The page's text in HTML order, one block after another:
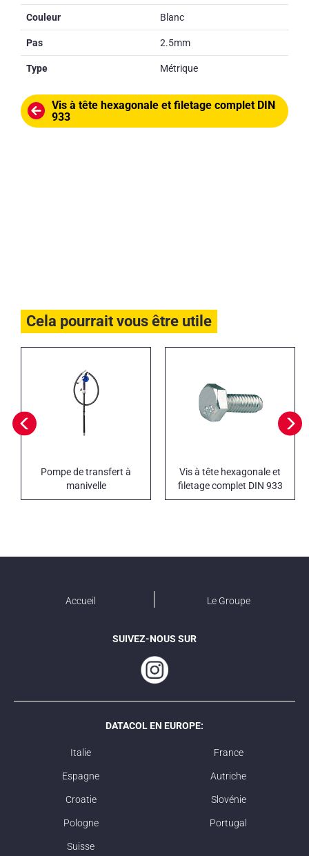
Couleur Blanc
Pas 2.5mm
Type Métrique
Vis à tête hexagonale et filetage complet DIN
933
Cela pourrait vous être utile
Pompe de transfert à
manivelle
Vis à tête hexagonale et
filetage complet DIN 933
Accueil Le Groupe
SUIVEZ-NOUS SUR
DATACOL EN EUROPE:
Italie France
Espagne Autriche
Croatie Slovénie
Pologne Portugal
Suisse